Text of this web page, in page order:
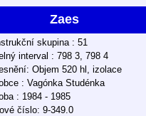
Zaes
skupina : 51
interval : 798 3, 798 4
Objem 520 hl, izolace
: Vagónka Studénka
: 1984 - 1985
číslo: 9-349.0